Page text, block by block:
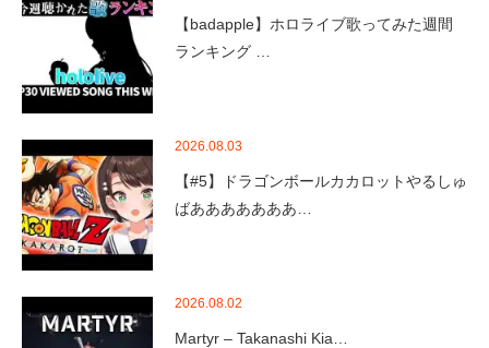
【badapple】ホロライブ歌ってみた週間
ランキング …
2026.08.03
【#5】ドラゴンボールカカロットやるしゅ
ばあああああああ…
2026.08.02
Martyr – Takanashi Kia…